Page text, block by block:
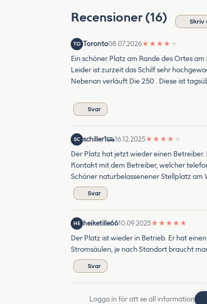
Recensioner (16) Skriv
TO Toronto08.07.2026★ ★ ★ ★ ★
Ein schöner Platz am Rande des Ortes am
Leider ist zurzeit das Schilf sehr
Nebenan verläuft Die 250 . Diese ist
Svar
SC schiller1 16.12.2025★ ★ ★ ★ ★
Der Platz hat jetzt wieder einen
Kontakt mit dem Betreiber, welcher
Schöner naturbelassenener Stellplatz
Svar
HE heiketille6610.09.2025★ ★ ★ ★ ★
Der Platz ist wieder in Betrieb. Er hat
Stromsäulen, je nach Standort braucht
Svar
Logga in för att se all information